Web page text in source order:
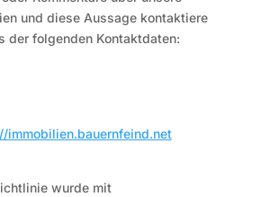
und diese Aussage kontaktiere
der folgenden Kontaktdaten:
immobilien.bauernfeind.net
wurde mit